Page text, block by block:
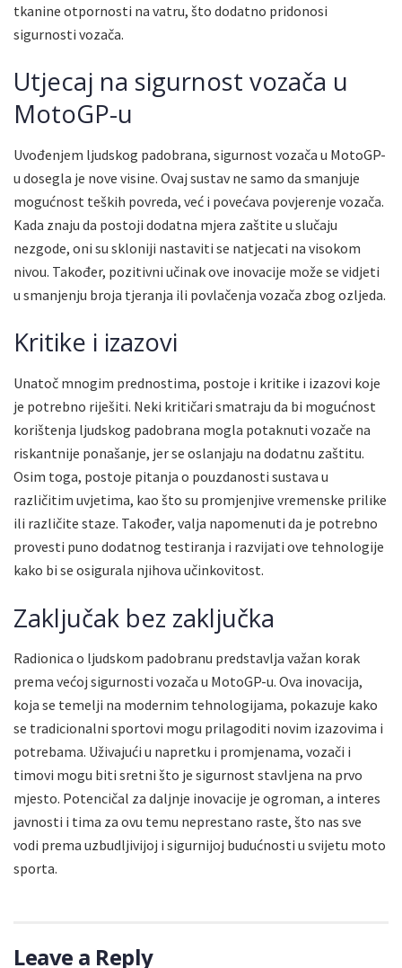
tkanine otpornosti na vatru, što dodatno pridonosi
sigurnosti vozača.
Utjecaj na sigurnost vozača u
MotoGP-u
Uvođenjem ljudskog padobrana, sigurnost vozača u MotoGP-
u dosegla je nove visine. Ovaj sustav ne samo da smanjuje
mogućnost teških povreda, već i povećava povjerenje vozača.
Kada znaju da postoji dodatna mjera zaštite u slučaju
nezgode, oni su skloniji nastaviti se natjecati na visokom
nivou. Također, pozitivni učinak ove inovacije može se vidjeti
u smanjenju broja tjeranja ili povlačenja vozača zbog ozljeda.
Kritike i izazovi
Unatoč mnogim prednostima, postoje i kritike i izazovi koje
je potrebno riješiti. Neki kritičari smatraju da bi mogućnost
korištenja ljudskog padobrana mogla potaknuti vozače na
riskantnije ponašanje, jer se oslanjaju na dodatnu zaštitu.
Osim toga, postoje pitanja o pouzdanosti sustava u
različitim uvjetima, kao što su promjenjive vremenske prilike
ili različite staze. Također, valja napomenuti da je potrebno
provesti puno dodatnog testiranja i razvijati ove tehnologije
kako bi se osigurala njihova učinkovitost.
Zaključak bez zaključka
Radionica o ljudskom padobranu predstavlja važan korak
prema većoj sigurnosti vozača u MotoGP-u. Ova inovacija,
koja se temelji na modernim tehnologijama, pokazuje kako
se tradicionalni sportovi mogu prilagoditi novim izazovima i
potrebama. Uživajući u napretku i promjenama, vozači i
timovi mogu biti sretni što je sigurnost stavljena na prvo
mjesto. Potencičal za daljnje inovacije je ogroman, a interes
javnosti i tima za ovu temu neprestano raste, što nas sve
vodi prema uzbudljivijoj i sigurnijoj budućnosti u svijetu moto
sporta.
Leave a Reply